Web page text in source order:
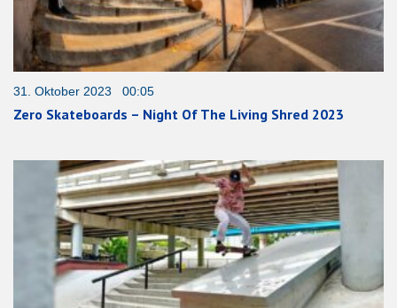
31. Oktober 2023 00:05
Zero Skateboards – Night Of The Living Shred 2023